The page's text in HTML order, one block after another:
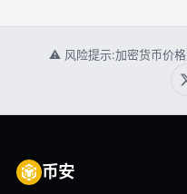
⚠ 风险提示:加密货币价
币安